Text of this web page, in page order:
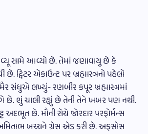
રિવ્યૂ સામે આવ્યો છે. તેમાં જણાવાયુ છે કે
એકાઉન્ટ પર બ્રહ્માસ્ત્રનો પહેલો
સંધુએ લખ્યું- રણબીર કપૂર બ્રહ્માસ્ત્રમાં
શું ચાલી રહ્યું છે તેની તેને ખબર પણ નથી.
અદભૂત છે. મૌની રોયે જોરદાર પરફોર્મન્સ
બચ્ચને ગ્રેસ એડ કરી છે. અફસોસ